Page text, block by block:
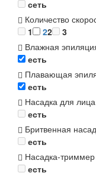
сеть
Количество
1
22
3
Влажная
есть
Плавающая
есть
Насадка для лица
есть
Бритвенная
есть
Насадка-триммер
есть